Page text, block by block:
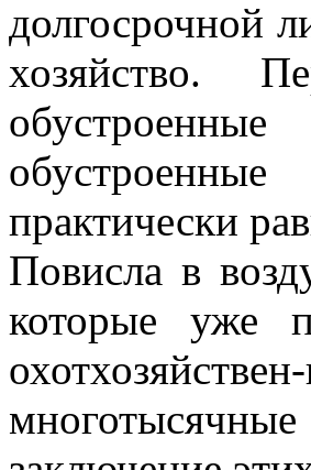
долгосрочной
хозяйство.
практически
Повисла в
которые уже